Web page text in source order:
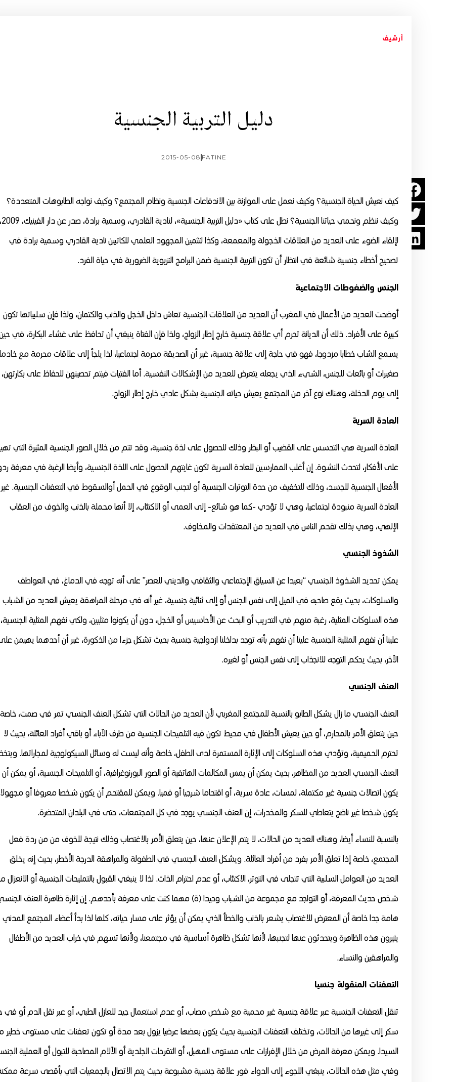
أرشيف
دليل التربية الجنسية
FATINE
2015-05-08
كيف نعيش الحياة الجنسية؟ وكيف نعمل على الموازنة بين الاندفاعات الجنسية ونظام المجتمع؟ وكيف نواجه الطابوهات المتعددة؟
وكيف ننظم ونحمي حياتنا الجنسية؟ نطل على كتاب «دليل التربية الجنسية»، لنادية القادري، وسمية برادة، صدر عن دار الفينيك، 2009،
لإلقاء الضوء على العديد من العلاقات الخجولة والمعمعة، وكذا لتثمين المجهود العلمي للكاتبين نادية القادري وسمية برادة في
تصحيح أخطاء جنسية شائعة في انتظار أن تكون التربية الجنسية ضمن البرامج التربوية الضرورية في حياة الفرد.
الجنس والضغوطات الاجتماعية
أوضحت العديد من الأعمال في المغرب أن العديد من العلاقات الجنسية تعاش داخل الخجل والذنب والكتمان، ولذا فإن سلبياتها تكون
كبيرة على الأفراد. ذلك أن الديانة تحرم أي علاقة جنسية خارج إطار الزواج، ولذا فإن الفتاة ينبغي أن تحافظ على غشاء البكارة، في
يسمع الشاب خطابا مزدوجا، فهو في حاجة إلى علاقة جنسية، غير أن الصديقة محرمة اجتماعيا، لذا يلجأ إلى علاقات محرمة مع
صغيرات أو بائعات للجنس، الشيء الذي يجعله يتعرض للعديد من الإشكالات النفسية. أما الفتيات فيتم تحصينهن للحفاظ على بكارتهن،
إلى يوم الدخلة، وهناك نوع آخر من المجتمع يعيش حياته الجنسية بشكل عادي خارج إطار الزواج.
العادة السرية
العادة السرية هي التحسس على القضيب أو البظر وذلك للحصول على لذة جنسية، وقد تتم من خلال الصور الجنسية المثيرة التي
على الأفكار، لتحدث النشوة. إن أغلب الممارسين للعادة السرية تكون غايتهم الحصول على اللذة الجنسية، وأيضا الرغبة في معرفة
الأفعال الجنسية للجسد، وذلك للتخفيف من حدة التوترات الجنسية أو لتجنب الوقوع في الحمل أوالسقوط في التعفنات الجنسية.
العادة السرية منبودة اجتماعيا، وهي لا تؤدي -كما هو شائع- إلى العمى أو الاكتئاب، إلا أنها محملة بالذنب والخوف من العقاب
الإلهي، وهي بذلك تقحم الناس في العديد من المعتقدات والمخاوف.
الشذوذ الجنسي
يمكن تحديد الشذوذ الجنسي “بعيدا عن السياق الإجتماعي والثقافي والديني للعصر” على أنه توجه في الدماغ، في العواطف
والسلوكات، بحيث يقع صاحبه في الميل إلى نفس الجنس أو إلى ثنائية جنسية، غير أنه في مرحلة المراهقة يعيش العديد من الشباب
هذه السلوكات المثلية، رغبة منهم في التدريب أو البحث عن الأحاسيس أو الخجل، دون أن يكونوا مثليين، ولكي نفهم المثلية الجنسية،
علينا أن نفهم المثلية الجنسية علينا أن نفهم بأنه توجد بداخلنا ازدواجية جنسية بحيث تشكل جزءا من الذكورة، غير أن أحدهما يهيمن
الآخر، بحيث يحكم التوجه للانجذاب إلى نفس الجنس أو لغيره.
العنف الجنسي
العنف الجنسي ما زال يشكل الطابو بالنسبة للمجتمع المغربي لأن العديد من الحالات التي تشكل العنف الجنسي تمر في صمت، خاصة
حين يتعلق الأمر بالمحارم، أو حين يعيش الأطفال في محيط تكون فيه التلميحات الجنسية من طرف الآباء أو باقي أفراد العائلة، بحيث لا
تحترم الحميمية، وتؤدي هذه السلوكات إلى الإثارة المستمرة لدى الطفل، خاصة وأنه ليست له وسائل السيكولوجية لمجاراتها. ويتخذ
العنف الجنسي العديد من المظاهر، بحيث يمكن أن يمس المكالمات الهاتفية أو الصور البورنوغرافية، أو التلميحات الجنسية، أو يمكن أن
يكون اتصالات جنسية غير مكتملة، لمسات، عادة سرية، أو اقتحاما شرجيا أو فميا. ويمكن للمقتحم أن يكون شخصا معروفا أو
يكون شخصا غير ناضج يتعاطي للسكر والمخدرات، إن العنف الجنسي يوجد في كل المجتمعات، حتى في البلدان المتحضرة.
بالنسبة للنساء أيضا، وهناك العديد من الحالات، لا يتم الإعلان عنها، حين يتعلق الأمر بالاغتصاب وذلك نتيجة للخوف من من ردة فعل
المجتمع، خاصة إذا تعلق الأمر بفرد من أفراد العائلة. ويشكل العنف الجنسي في الطفولة والمراهقة الدرجة الأخطر، بحيث إنه يخلق
العديد من العوامل السلبية التي تتجلى في التوتر، الاكتئاب، أو عدم احترام الذات. لذا لا ينبغي القبول بالتمليحات الجنسية أو الانعزال
شخص حديث المعرفة، أو التواجد مع مجموعة من الشباب وحيدا (ة) مهما كنت على معرفة بأحدهم. إن إثارة ظاهرة العنف
هامة جدا خاصة أن المعترض للاغتصاب يشعر بالذنب والخطأ الذي يمكن أن يؤثر على مسار حياته، كلها لذا بدأ أعضاء المجتمع المدني
يثيرون هذه الظاهرة ويتحدثون عنها لتجنبها، لأنها تشكل ظاهرة أساسية في مجتمعنا، ولأنها تسهم في خراب العديد من الأطفال
والمراهقين والنساء.
التعفنات المنقولة جنسيا
تنقل التعفنات الجنسية عبر علاقة جنسية غير محمية مع شخص مصاب، أو عدم استعمال جيد للعازل الطبي، أو عبر نقل الدم أو في
سكر إلى غيرها من الحالات، وتختلف التعفنات الجنسية بحيث يكون بعضها عرضيا يزول بعد مدة أو تكون تعفنات على مستوى خطير
السيدا. ويمكن معرفة المرض من خلال الإفرازات على مستوى المهبل، أو التقرحات الجلدية أو الآلام المصاحبة للتبول أو العملية
وفي مثل هذه الحالات، ينبغي اللجوء إلى الدواء فور علاقة جنسية مشبوعة بحيث يتم الاتصال بالجمعيات التي بأقصى سرعة